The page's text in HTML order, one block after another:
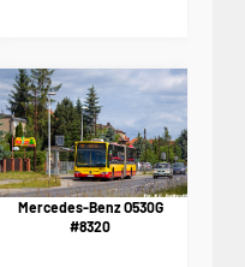
Mercedes-Benz O530G
#8320